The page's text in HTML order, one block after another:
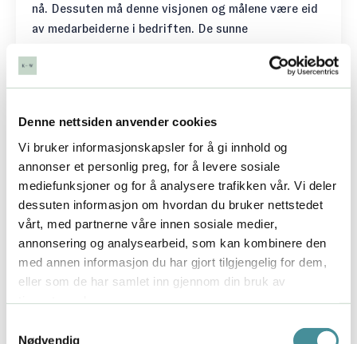
Denne nettsiden anvender cookies
Vi bruker informasjonskapsler for å gi innhold og
annonser et personlig preg, for å levere sosiale
mediefunksjoner og for å analysere trafikken vår. Vi deler
dessuten informasjon om hvordan du bruker nettstedet
vårt, med partnerne våre innen sosiale medier,
annonsering og analysearbeid, som kan kombinere den
med annen informasjon du har gjort tilgjengelig for dem,
eller som de har samlet inn gjennom din bruk av
Nødvendig
nå. Dessuten må denne visjonen og målene være eid
av medarbeiderne i bedriften. De sunne
og leverte gode økonomiske resultater lyktes i
nettopp dette – strategisk klarhet.
Hvis du er usikker på hva som forventes av deg i
jobben, har jeg tre coachende spørsmål du kan
forsøke å finne ut av for å få større klarhet:
1. Hvilke mål skal teamet ditt nå?
Du må gjerne sette deg inn i virksomhetens strategi
som helhet, men først og fremst kan du være lokalt
orientert og se på hva teamet ditt skal oppnå. Er
dette klart for deg?
for at teamet skal nå sine mål?